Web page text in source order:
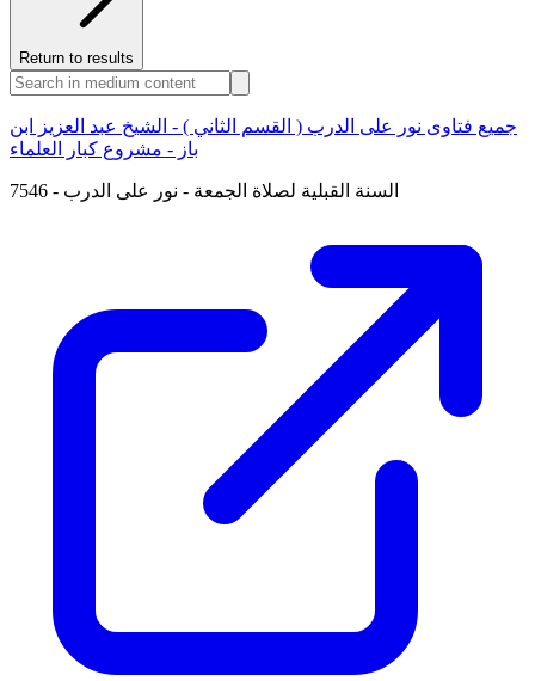
Return to results
جميع فتاوى نور على الدرب ( القسم الثاني ) - الشيخ عبد العزيز ابن
باز - مشروع كبار العلماء
7546 - السنة القبلية لصلاة الجمعة - نور على الدرب